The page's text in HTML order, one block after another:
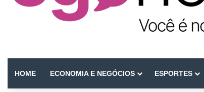
HOME ECONOMIA E NEGÓCIOS ESPORTES